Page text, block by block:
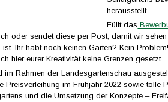
herausstellt.
Füllt das
oder sendet diese per Post, damit wir
Ihr habt noch keinen Garten? Kein
hier eurer Kreativität keine Grenzen gesetzt.
im Rahmen der Landesgartenschau
Preisverleihung im Frühjahr 2022 sowie tolle
und die Umsetzung der Konzepte –